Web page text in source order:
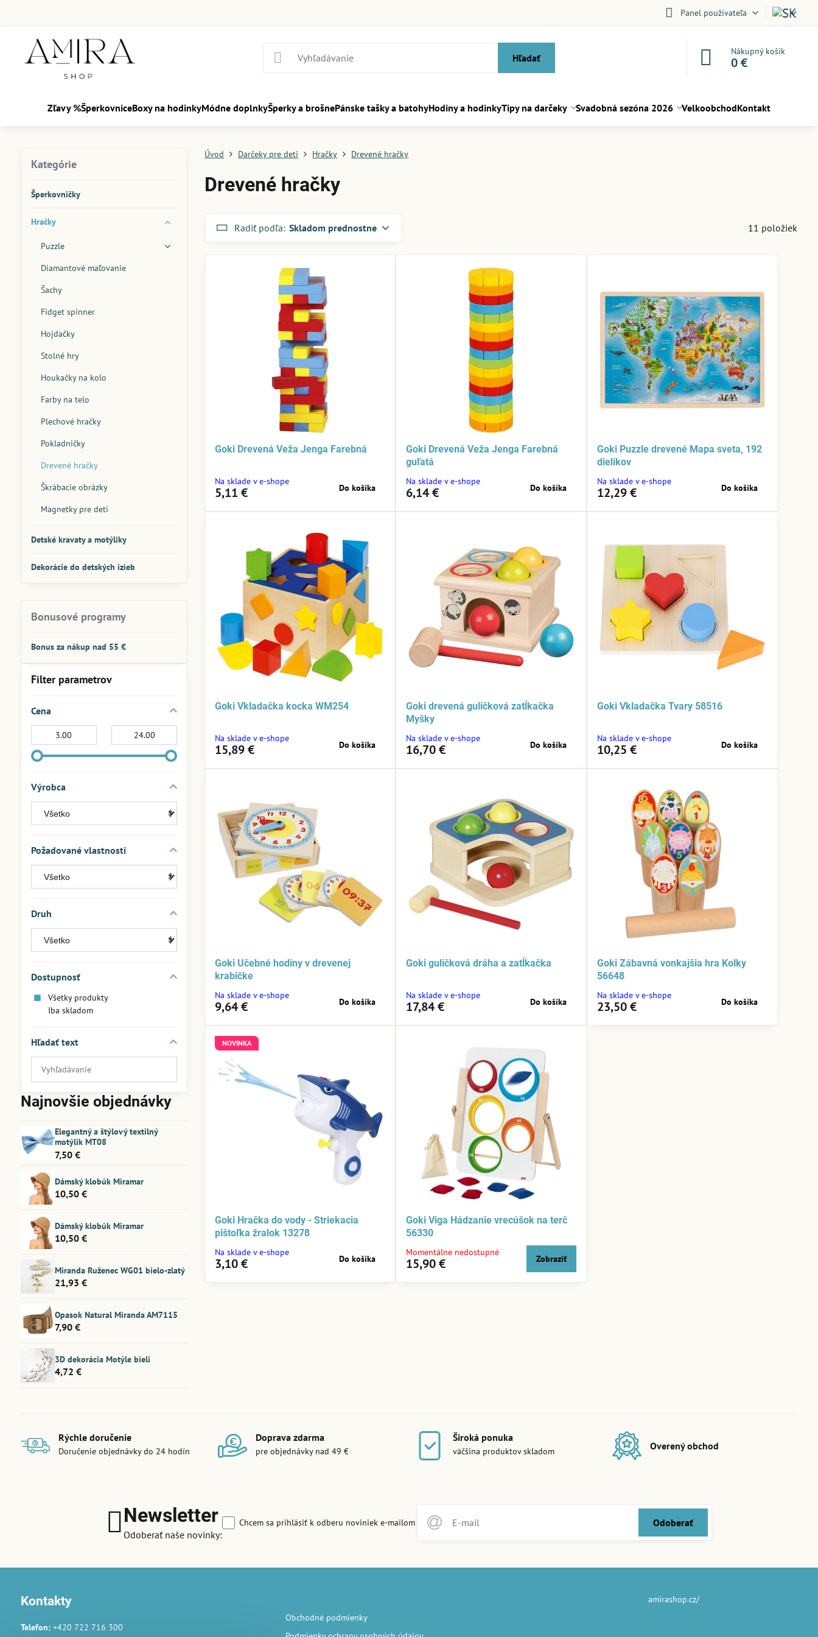
Panel používateľa
Hľadať
Nákupný košík
0 €
Zľavy %ŠperkovniceBoxy na hodinkyMódne doplnkyŠperky a brošnePánske tašky a batohyHodiny a hodinkyTipy na darčeky Svadobná sezóna 2026 VelkoobchodKontakt
Úvod Darčeky pre deti Hračky Drevené hračky
Drevené hračky
Radiť podľa: Skladom prednostne 11 položiek
Goki Drevená Veža Jenga Farebná
Na sklade v e-shope
5,11 € Do košíka
Goki Drevená Veža Jenga Farebná
guľatá
Na sklade v e-shope
6,14 € Do košíka
Goki Puzzle drevené Mapa sveta, 192
dielikov
Na sklade v e-shope
12,29 € Do košíka
Goki Vkladačka kocka WM254
Na sklade v e-shope
15,89 € Do košíka
Goki drevená guličková zatĺkačka
Myšky
Na sklade v e-shope
16,70 € Do košíka
Goki Vkladačka Tvary 58516
Na sklade v e-shope
10,25 € Do košíka
Goki Učebné hodiny v drevenej
krabičke
Na sklade v e-shope
9,64 € Do košíka
Goki guličková dráha a zatĺkačka
Na sklade v e-shope
17,84 € Do košíka
Goki Zábavná vonkajšia hra Kolky
56648
Na sklade v e-shope
23,50 € Do košíka
NOVINKA
Goki Hračka do vody - Striekacia
pištoľka žralok 13278
Na sklade v e-shope
3,10 € Do košíka
Goki Viga Hádzanie vrecúšok na terč
56330
Momentálne nedostupné
15,90 € Zobraziť
Filter parametrov
Cena
Výrobca
Požadované vlastnosti
Druh
Dostupnosť
Všetky produkty
Iba skladom
Hľadať text
Prehľadať
výsledky
filtra
fulltextom
Kategórie
Šperkovničky
Hračky
Puzzle
Diamantové maľovanie
Šachy
Fidget spinner
Hojdačky
Stolné hry
Houkačky na kolo
Farby na telo
Plechové hračky
Pokladničky
Drevené hračky
Škrábacie obrázky
Magnetky pre deti
Detské kravaty a motýliky
Dekorácie do detských izieb
Bonusové programy
Bonus za nákup nad 55 €
Najnovšie objednávky
Elegantný a štýlový textilný
motýlik MT08
7,50 €
Dámský klobúk Miramar
10,50 €
Dámský klobúk Miramar
10,50 €
Miranda Ruženec WG01 bielo-zlatý
21,93 €
Opasok Natural Miranda AM7115
7,90 €
3D dekorácia Motýle bieli
4,72 €
Rýchle doručenie
Doručenie objednávky do 24 hodín
Doprava zdarma
pre objednávky nad 49 €
Široká ponuka
väčšina produktov skladom Overený obchod
Newsletter
Odoberať naše novinky:
Odoberať
Chcem sa prihlásiť k odberu noviniek e-mailom
Kontakty
Telefon:+420 722 716 300
Obchodné podmienky
amirashop.cz/